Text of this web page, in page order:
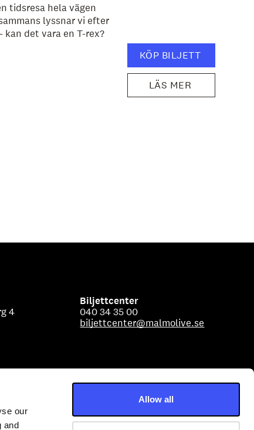
our
and
Allow all
tidsresa hela vägen
lyssnar vi efter
kan det vara en T-rex?
KÖP BILJETT
LÄS MER
4
Biljettcenter
040 34 35 00
biljettcenter@malmolive.se